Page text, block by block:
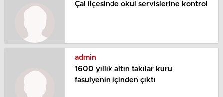
Çal ilçesinde okul servislerine kontrol
admin
1600 yıllık altın takılar kuru
fasulyenin içinden çıktı